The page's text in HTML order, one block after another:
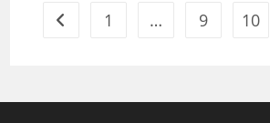
Vés a la pàgina anterior
1 … 9 10